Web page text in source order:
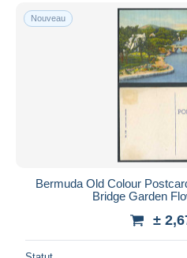
Nouveau
Bermuda Old Colour
Bridge Garden
±